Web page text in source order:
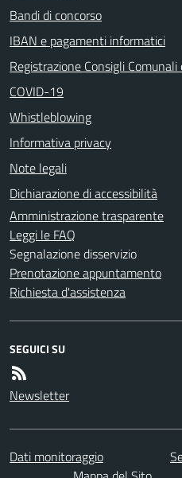
Bandi di concorso
IBAN e pagamenti informatici
Registrazione Consigli
COVID-19
Whistleblowing
Informativa privacy
Note legali
Dichiarazione di accessibilità
Amministrazione trasparente
Leggi le FAQ
Segnalazione disservizio
Prenotazione appuntamento
Richiesta d'assistenza
SEGUICI SU
Newsletter
Dati monitoraggio